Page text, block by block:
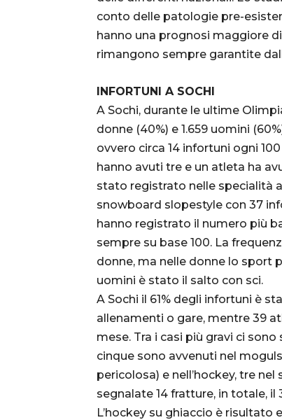
conto delle patologie pre-
hanno una prognosi maggiore
rimangono sempre garantite
INFORTUNI A SOCHI
A Sochi, durante le ultime
donne (40%) e 1.659 uomini
ovvero circa 14 infortuni ogni
hanno avuti tre e un atleta ha
stato registrato nelle specialità
snowboard slopestyle con 37
hanno registrato il numero più
sempre su base 100. La
donne, ma nelle donne lo sport
uomini è stato il salto con sci.
A Sochi il 61% degli infortuni è
allenamenti o gare, mentre 39
mese. Tra i casi più gravi ci
cinque sono avvenuti nel
pericolosa) e nell’hockey, tre
segnalate 14 fratture, in totale, il
L’hockey su ghiaccio è risultato